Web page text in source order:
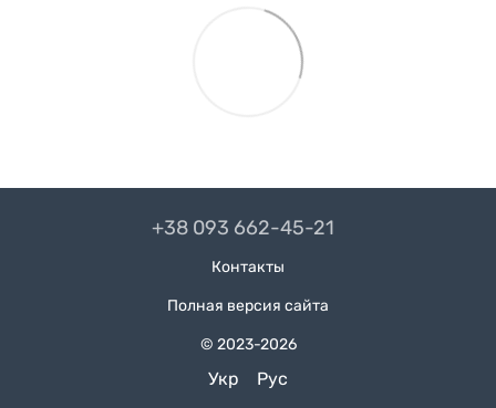
+38 093 662-45-21
Контакты
Полная версия сайта
© 2023-2026
Укр Рус